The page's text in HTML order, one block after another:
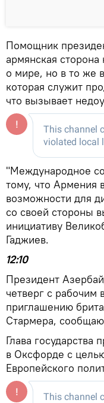
Помощник
армянская
о мире, но в то же
которая служит
что вызывает
"Международное
тому, что Армения
возможности для
со своей стороны
инициативу
Гаджиев.
12:10
Президент
четверг с рабочим
приглашению
Стармера,
Глава
в Оксфорде с
Европейского